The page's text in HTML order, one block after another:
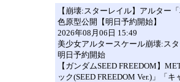
【崩壊:スターレイル】アルター
色原型公開【明日予約開始】
2026年08月06日 15:49
美少女アルタースケール崩壊:ス
明日予約開始
【ガンダムSEED FREEDOM】
ック(SEED FREEDOM Ver.)」「